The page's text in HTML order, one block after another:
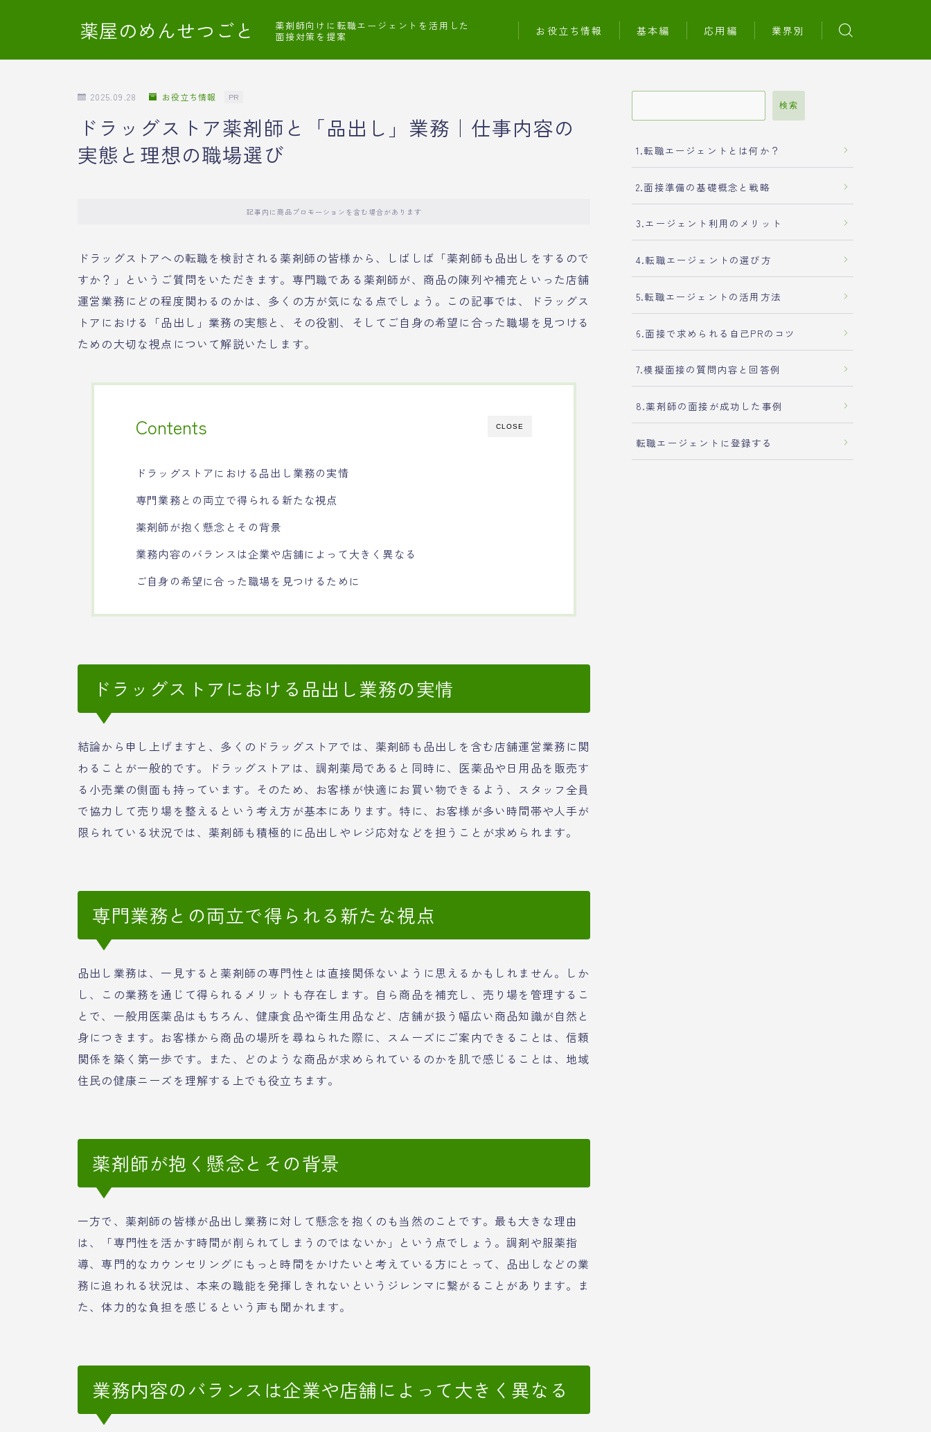
薬屋のめんせつごと
薬剤師向けに転職エージェントを活用した
面接対策を提案
お役立ち情報 基本編 応用編 業界別
2025.09.28 お役立ち情報 PR
ドラッグストア薬剤師と「品出し」業務｜仕事内容の
実態と理想の職場選び
記事内に商品プロモーションを含む場合があります
ドラッグストアへの転職を検討される薬剤師の皆様から、しばしば「薬剤師も品出しをするので
すか？」というご質問をいただきます。専門職である薬剤師が、商品の陳列や補充といった店舗
運営業務にどの程度関わるのかは、多くの方が気になる点でしょう。この記事では、ドラッグス
トアにおける「品出し」業務の実態と、その役割、そしてご自身の希望に合った職場を見つける
ための大切な視点について解説いたします。
CLOSE
Contents
ドラッグストアにおける品出し業務の実情
専門業務との両立で得られる新たな視点
薬剤師が抱く懸念とその背景
業務内容のバランスは企業や店舗によって大きく異なる
ご自身の希望に合った職場を見つけるために
ドラッグストアにおける品出し業務の実情
結論から申し上げますと、多くのドラッグストアでは、薬剤師も品出しを含む店舗運営業務に関
わることが一般的です。ドラッグストアは、調剤薬局であると同時に、医薬品や日用品を販売す
る小売業の側面も持っています。そのため、お客様が快適にお買い物できるよう、スタッフ全員
で協力して売り場を整えるという考え方が基本にあります。特に、お客様が多い時間帯や人手が
限られている状況では、薬剤師も積極的に品出しやレジ応対などを担うことが求められます。
専門業務との両立で得られる新たな視点
品出し業務は、一見すると薬剤師の専門性とは直接関係ないように思えるかもしれません。しか
し、この業務を通じて得られるメリットも存在します。自ら商品を補充し、売り場を管理するこ
とで、一般用医薬品はもちろん、健康食品や衛生用品など、店舗が扱う幅広い商品知識が自然と
身につきます。お客様から商品の場所を尋ねられた際に、スムーズにご案内できることは、信頼
関係を築く第一歩です。また、どのような商品が求められているのかを肌で感じることは、地域
住民の健康ニーズを理解する上でも役立ちます。
薬剤師が抱く懸念とその背景
一方で、薬剤師の皆様が品出し業務に対して懸念を抱くのも当然のことです。最も大きな理由
は、「専門性を活かす時間が削られてしまうのではないか」という点でしょう。調剤や服薬指
導、専門的なカウンセリングにもっと時間をかけたいと考えている方にとって、品出しなどの業
務に追われる状況は、本来の職能を発揮しきれないというジレンマに繋がることがあります。ま
た、体力的な負担を感じるという声も聞かれます。
業務内容のバランスは企業や店舗によって大きく異なる
検索
1.転職エージェントとは何か？
2.面接準備の基礎概念と戦略
3.エージェント利用のメリット
4.転職エージェントの選び方
5.転職エージェントの活用方法
6.面接で求められる自己PRのコツ
7.模擬面接の質問内容と回答例
8.薬剤師の面接が成功した事例
転職エージェントに登録する